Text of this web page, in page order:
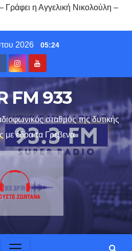
η Αγγελική Νικολούλη –
2026 05:24
FM 933
σταθμός της δυτικής
με έδρα τα Γρεβενα